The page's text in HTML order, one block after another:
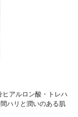
アルロン酸・トレハ
ハリと潤いのある肌